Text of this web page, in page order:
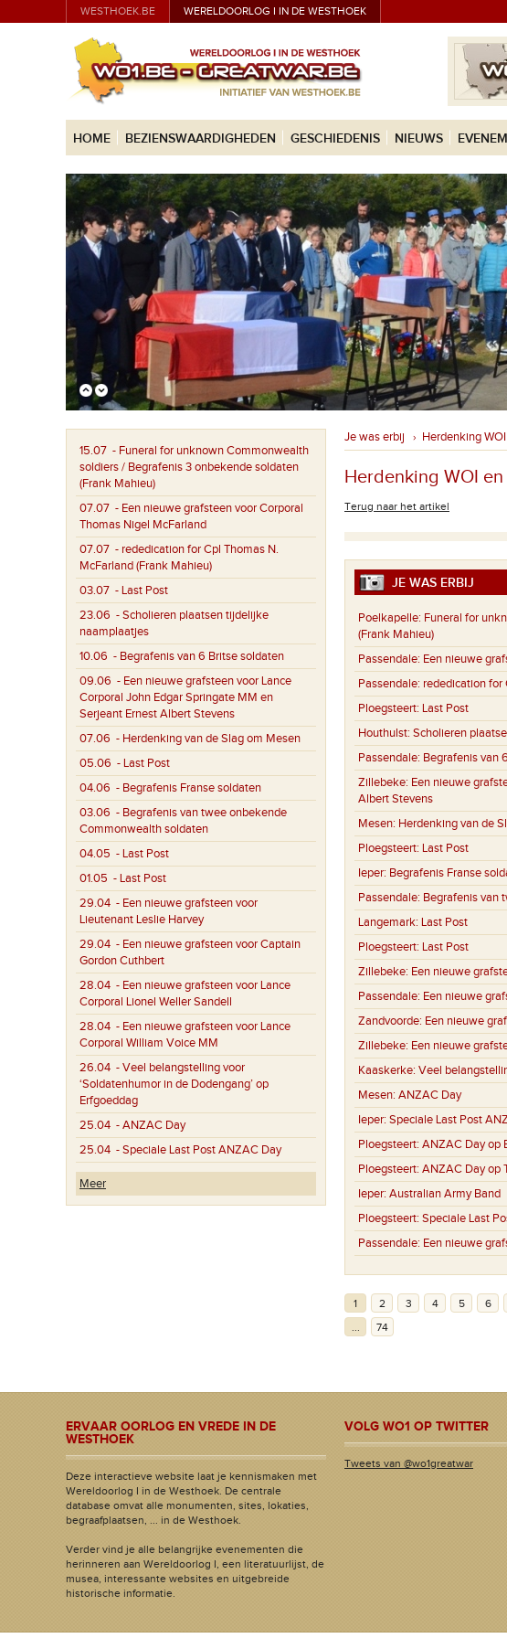
WESTHOEK.BE WERELDOORLOG I IN DE WESTHOEK
HOME BEZIENSWAARDIGHEDEN GESCHIEDENIS NIEUWS
15.07 - Funeral for unknown Commonwealth
soldiers / Begrafenis 3 onbekende soldaten
(Frank Mahieu)
07.07 - Een nieuwe grafsteen voor Corporal
Thomas Nigel McFarland
07.07 - rededication for Cpl Thomas N.
McFarland (Frank Mahieu)
03.07 - Last Post
23.06 - Scholieren plaatsen tijdelijke
naamplaatjes
10.06 - Begrafenis van 6 Britse soldaten
09.06 - Een nieuwe grafsteen voor Lance
Corporal John Edgar Springate MM en
Serjeant Ernest Albert Stevens
07.06 - Herdenking van de Slag om Mesen
05.06 - Last Post
04.06 - Begrafenis Franse soldaten
03.06 - Begrafenis van twee onbekende
Commonwealth soldaten
04.05 - Last Post
01.05 - Last Post
29.04 - Een nieuwe grafsteen voor
Lieutenant Leslie Harvey
29.04 - Een nieuwe grafsteen voor Captain
Gordon Cuthbert
28.04 - Een nieuwe grafsteen voor Lance
Corporal Lionel Weller Sandell
28.04 - Een nieuwe grafsteen voor Lance
Corporal William Voice MM
26.04 - Veel belangstelling voor
‘Soldatenhumor in de Dodengang’ op
Erfgoeddag
25.04 - ANZAC Day
25.04 - Speciale Last Post ANZAC Day
Meer
Je was erbij › Herdenking
Herdenking WOI en
Terug naar het artikel
JE WAS ERBIJ
Poelkapelle: Funeral for
(Frank Mahieu)
Passendale: Een nieuwe
Passendale: rededication for
Ploegsteert: Last Post
Houthulst: Scholieren
Passendale: Begrafenis van
Zillebeke: Een nieuwe
Albert Stevens
Mesen: Herdenking van de
Ploegsteert: Last Post
Ieper: Begrafenis Franse
Passendale: Begrafenis van
Langemark: Last Post
Ploegsteert: Last Post
Zillebeke: Een nieuwe
Passendale: Een nieuwe
Zandvoorde: Een nieuwe
Zillebeke: Een nieuwe
Kaaskerke: Veel
Mesen: ANZAC Day
Ieper: Speciale Last Post
Ploegsteert: ANZAC Day op
Ploegsteert: ANZAC Day op
Ieper: Australian Army Band
Ploegsteert: Speciale Last
Passendale: Een nieuwe
1 2 3 4 5 6
...
74
ERVAAR OORLOG EN VREDE IN DE
WESTHOEK
Deze interactieve website laat je kennismaken met
Wereldoorlog I in de Westhoek. De centrale
database omvat alle monumenten, sites, lokaties,
begraafplaatsen, ... in de Westhoek.
Verder vind je alle belangrijke evenementen die
herinneren aan Wereldoorlog I, een literatuurlijst, de
musea, interessante websites en uitgebreide
historische informatie.
VOLG WO1 OP TWITTER
Tweets van @wo1greatwar